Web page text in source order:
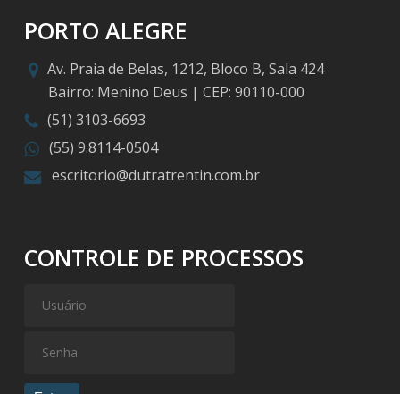
PORTO ALEGRE
Av. Praia de Belas, 1212, Bloco B, Sala 424
Bairro: Menino Deus | CEP: 90110-000
(51) 3103-6693
(55) 9.8114-0504
escritorio@dutratrentin.com.br
CONTROLE DE PROCESSOS